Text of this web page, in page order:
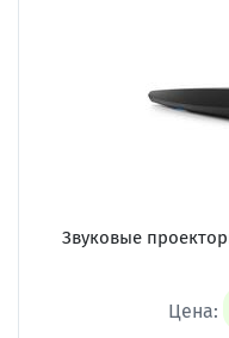
Звуковые
Цена: